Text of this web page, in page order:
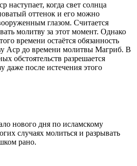
наступает, когда свет солнца
оттенок и его можно
глазом. Считается
молитву за этот момент. Однако
времени остаётся обязанность
Аср до времени молитвы Магриб. В
обстоятельств разрешается
даже после истечения этого
нового дня по исламскому
случаях молиться и разрывать
рано.